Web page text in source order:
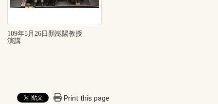
109年5月26日顏崑陽教授
演講
Print this page